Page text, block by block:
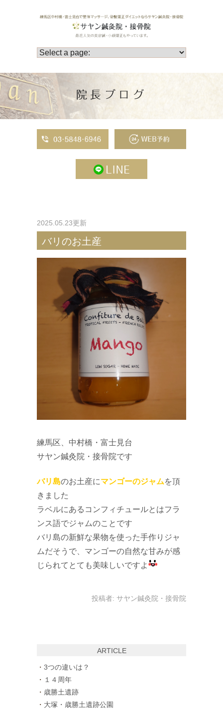
院長ブログ
2025.05.23更新
バリのお土産
練馬区、中村橋・富士見台
サヤン鍼灸院・接骨院です
バリ島のお土産にマンゴーのジャムを頂
きました
ラベルにあるコンフィチュールとはフラ
ンス語でジャムのことです
バリ島の新鮮な果物を使った手作りジャ
ムだそうで、マンゴーの自然な甘みが感
じられてとても美味しいですよ
投稿者: サヤン鍼灸院・接骨院
ARTICLE
3つの違いは？
１４周年
歳勝土遺跡
大塚・歳勝土遺跡公園